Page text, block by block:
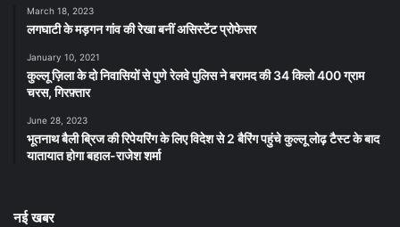
March 18, 2023
लगघाटी के मड़गन गांव की रेखा बनीं असिस्टेंट प्रोफेसर
January 10, 2021
कुल्लू ज़िला के दो निवासियों से पुणे रेलवे पुलिस ने बरामद की 34 किलो 400 ग्राम
चरस, गिरफ़्तार
June 28, 2023
भूतनाथ बैली ब्रिज की रिपेयरिंग के लिए विदेश से 2 बैरिंग पहुंचे कुल्लू लोढ़ टैस्ट के बाद
यातायात होगा बहाल-राजेश शर्मा
नई खबर